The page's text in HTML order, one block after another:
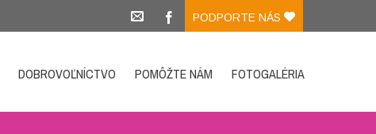
PODPORTE NÁS
DOBROVOĽNÍCTVO POMÔŽTE NÁM FOTOGALÉRIA